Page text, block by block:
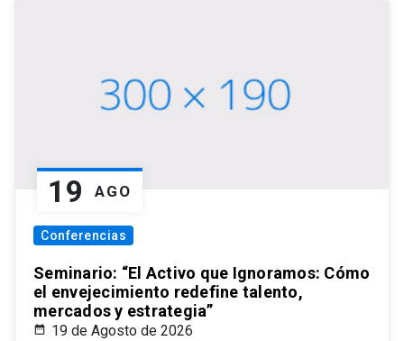
19 AGO
Conferencias
Seminario: “El Activo que Ignoramos: Cómo
el envejecimiento redefine talento,
mercados y estrategia”
19 de Agosto de 2026